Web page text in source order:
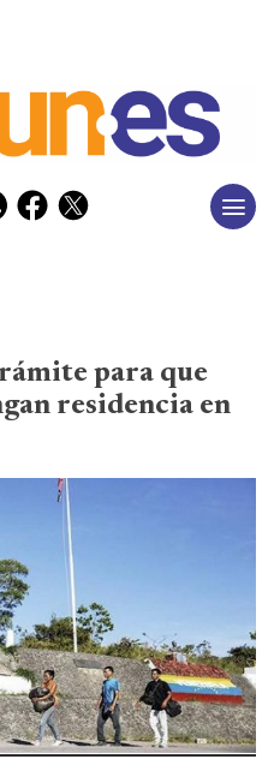
para que
residencia en